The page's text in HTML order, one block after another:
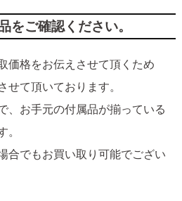
をご確認ください。
価格をお伝えさせて頂くため
せて頂いております。
、お手元の付属品が揃っている
。
合でもお買い取り可能でござい